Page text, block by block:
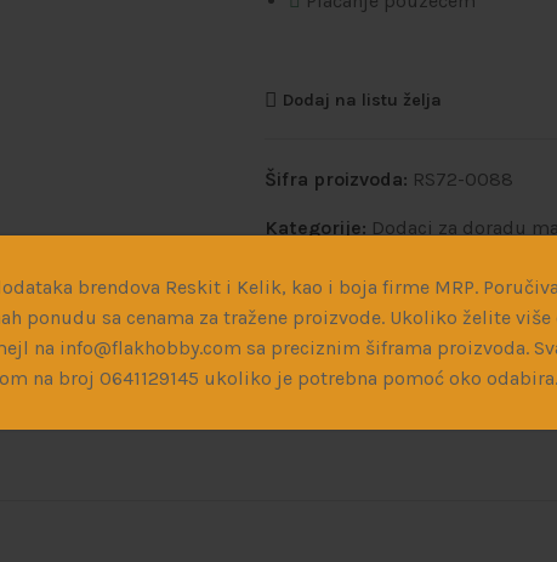
brendova Reskit i Kelik, kao i boja firme MRP.
ponudu sa cenama za tražene proizvode. Ukoliko želite
na info@flakhobby.com sa preciznim šiframa proizvoda.
na broj 0641129145 ukoliko je potrebna pomoć oko odabira.
Dodaj na listu želja
Šifra proizvoda: RS72-0088
Kategorije: Dodaci za doradu
Podeli: